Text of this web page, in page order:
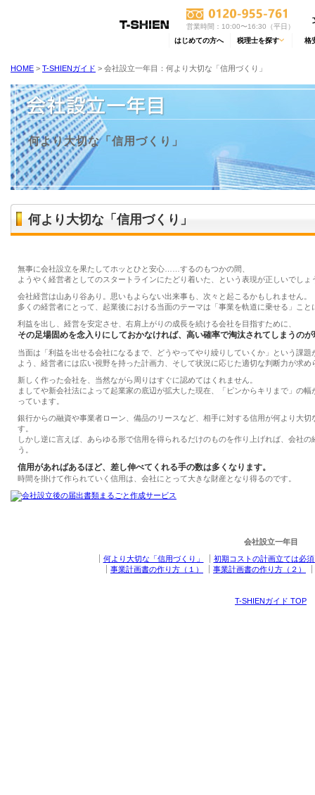
営業時間：10:00〜16:30（平日）
はじめての方へ 税理士を探す 格
HOME > T-SHIENガイド > 会社設立一年目：何より大切な「信用づくり」
何より大切な「信用づくり」
何より大切な「信用づくり」
無事に会社設立を果たしてホッとひと安心……するのもつかの間、
ようやく経営者としてのスタートラインにたどり着いた、という表現が正しいでしょ
会社経営は山あり谷あり。思いもよらない出来事も、次々と起こるかもしれません。
多くの経営者にとって、起業後における当面のテーマは「事業を軌道に乗せる」こと
利益を出し、経営を安定させ、右肩上がりの成長を続ける会社を目指すために、
その足場固めを念入りにしておかなければ、高い確率で淘汰されてしまうの
当面は「利益を出せる会社になるまで、どうやってやり繰りしていくか」という課
よう、経営者には広い視野を持った計画力、そして状況に応じた適切な判断力が求め
新しく作った会社を、当然ながら周りはすぐに認めてはくれません。
ましてや新会社法によって起業家の底辺が拡大した現在、「ピンからキリまで」の
っています。
銀行からの融資や事業者ローン、備品のリースなど、相手に対する信用が何より大
す。
しかし逆に言えば、あらゆる形で信用を得られるだけのものを作り上げれば、会社
う。
信用があればあるほど、差し伸べてくれる手の数は多くなります。
時間を掛けて作られていく信用は、会社にとって大きな財産となり得るのです。
会社設立一年目
何より大切な「信用づくり」
初期コストの計画立ては必
事業計画書の作り方（１）
事業計画書の作り方（２）
T-SHIENガイド TOP